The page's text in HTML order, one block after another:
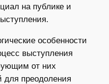
на публике и
особенности
выступления
от них
для преодоления